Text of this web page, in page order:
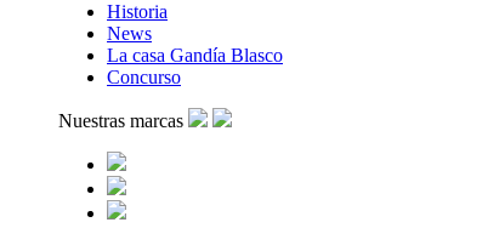
Historia
News
La casa Gandía Blasco
Concurso
Nuestras marcas